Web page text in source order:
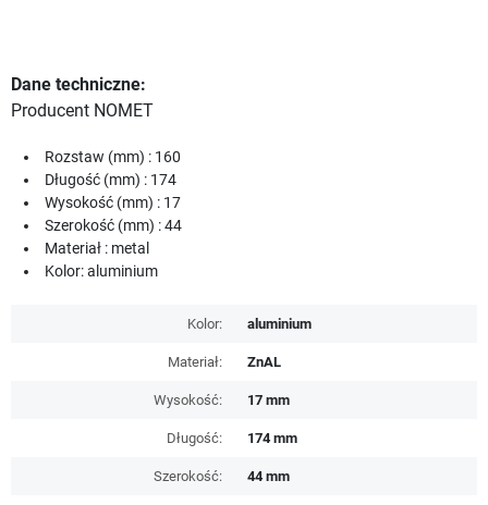
Dane techniczne:
Producent NOMET
Rozstaw (mm) : 160
Długość (mm) : 174
Wysokość (mm) : 17
Szerokość (mm) : 44
Materiał : metal
Kolor: aluminium
Kolor: aluminium
Materiał: ZnAL
Wysokość: 17 mm
Długość: 174 mm
Szerokość: 44 mm